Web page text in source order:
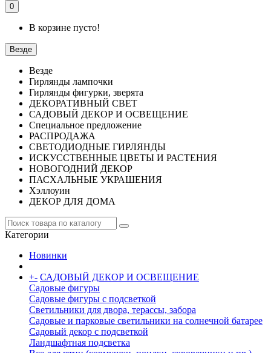
0
В корзине пусто!
Везде
Везде
Гирлянды лампочки
Гирлянды фигурки, зверята
ДЕКОРАТИВНЫЙ СВЕТ
САДОВЫЙ ДЕКОР И ОСВЕЩЕНИЕ
Специальное предложение
РАСПРОДАЖА
СВЕТОДИОДНЫЕ ГИРЛЯНДЫ
ИСКУССТВЕННЫЕ ЦВЕТЫ И РАСТЕНИЯ
НОВОГОДНИЙ ДЕКОР
ПАСХАЛЬНЫЕ УКРАШЕНИЯ
Хэллоуин
ДЕКОР ДЛЯ ДОМА
Категории
Новинки
+- САДОВЫЙ ДЕКОР И ОСВЕЩЕНИЕ
Садовые фигуры
Садовые фигуры с подсветкой
Светильники для двора, терассы, забора
Садовые и парковые светильники на солнечной батарее
Садовый декор с подсветкой
Ландшафтная подсветка